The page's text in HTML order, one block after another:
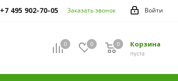
Войти
+7 495 902-70-05 Заказать звонок
0 0 Корзина
пуста
0